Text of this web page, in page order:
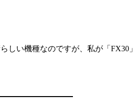
しい機種なのですが、私が「FX30